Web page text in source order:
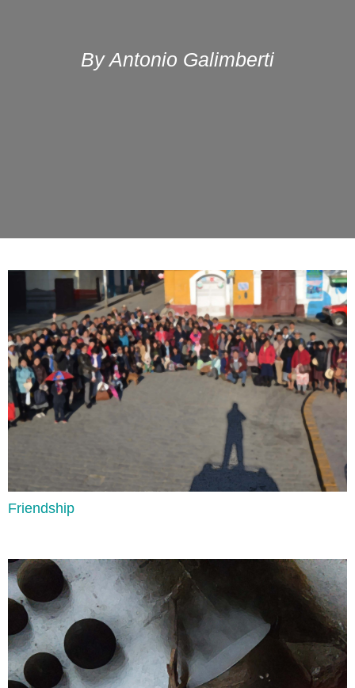
By Antonio Galimberti
Adverb Clauses
Lee aquí
Friendship